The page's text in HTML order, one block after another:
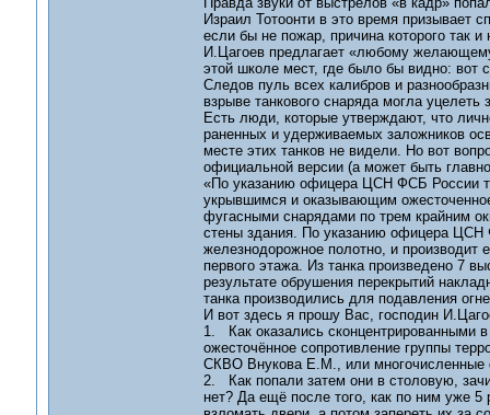
Израил Тотоонти в это время призывает
если бы не пожар, причина которого так и
И.Цагоев предлагает «любому
этой школе мест, где было бы видно: вот
Следов пуль всех калибров и
взрыве танкового снаряда могла уцелеть
Есть люди, которые утверждают, что
раненных и удерживаемых заложников
месте этих танков не видели. Но вот
официальной версии (а может быть
«По указанию офицера ЦСН ФСБ России
укрывшимся и оказывающим
фугасными снарядами по трем крайним
стены здания. По указанию офицера ЦСН
железнодорожное полотно, и
первого этажа. Из танка произведено 7
результате обрушения перекрытий
танка производились для подавления
И вот здесь я прошу Вас, господин
1. Как оказались
ожесточённое сопротивление группы
СКВО Внукова Е.М., или многочисленные
2. Как попали затем они в столовую,
нет? Да ещё после того, как по ним уже 5